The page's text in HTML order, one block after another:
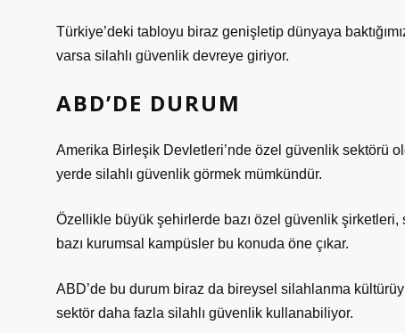
Türkiye’deki tabloyu biraz genişletip dünyaya
varsa silahlı güvenlik devreye giriyor.
ABD’DE DURUM
Amerika Birleşik Devletleri’nde özel güvenlik sektörü
yerde silahlı güvenlik görmek mümkündür.
Özellikle büyük şehirlerde bazı özel güvenlik şirketleri,
bazı kurumsal kampüsler bu konuda öne çıkar.
ABD’de bu durum biraz da bireysel silahlanma
sektör daha fazla silahlı güvenlik kullanabiliyor.